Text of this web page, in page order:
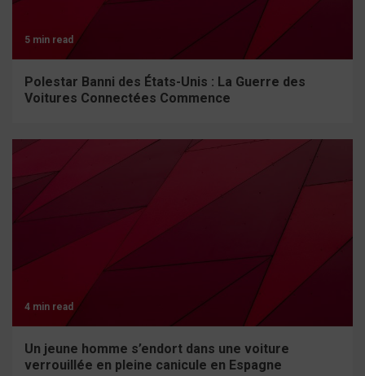
5 min read
Polestar Banni des États-Unis : La Guerre des
Voitures Connectées Commence
4 min read
Un jeune homme s’endort dans une voiture
verrouillée en pleine canicule en Espagne